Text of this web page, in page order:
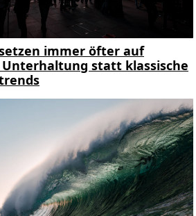
immer öfter auf
statt klassische